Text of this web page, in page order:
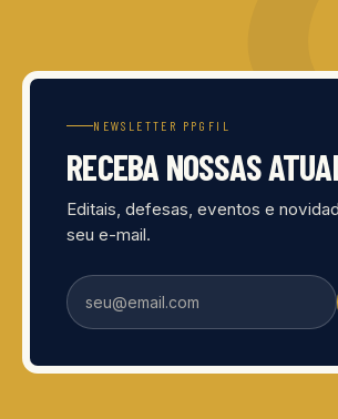
NEWSLETTER PPGFIL
RECEBA NOSSAS
Editais, defesas, eventos e
seu e-mail.